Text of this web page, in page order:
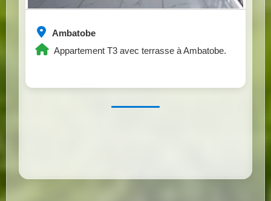
Ambatobe
Appartement T3 avec terrasse à Ambatobe.